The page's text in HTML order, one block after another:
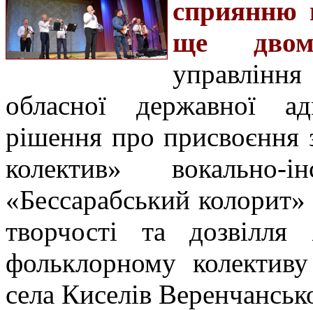
сприянню
ще
обласної державної
рішення про присвоєння
колектив» вокально-
«Бессарабський
творчості та
фольклорному
села Киселів